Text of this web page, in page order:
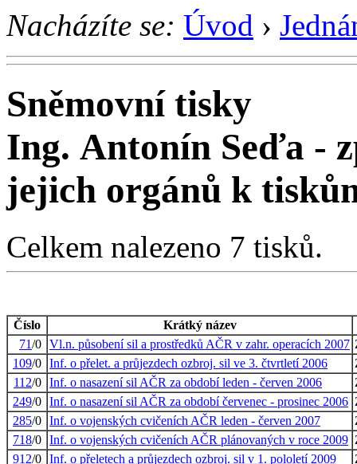
Nacházíte se: Úvod ›
Sněmovní tisky
Ing. Antonín Seďa -
jejich orgánů k
Celkem nalezeno 7 tisků.
Číslo
Krátký název
71/0 Vl.n. působení sil a prostředků AČR v zahr. operacích 2007
109/0 Inf. o přelet. a průjezdech ozbroj. sil ve 3. čtvrtletí 2006
112/0 Inf. o nasazení sil AČR za období leden - červen 2006
249/0 Inf. o nasazení sil AČR za období červenec - prosinec 2006
285/0 Inf. o vojenských cvičeních AČR leden - červen 2007
718/0 Inf. o vojenských cvičeních AČR plánovaných v roce 2009
912/0 Inf. o přeletech a průjezdech ozbroj. sil v 1. pololetí 2009